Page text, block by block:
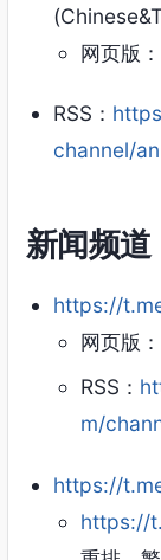
网页版：
RSS：
channel/
新闻频道
https://
网页版：
RSS：
m/
https://
https://